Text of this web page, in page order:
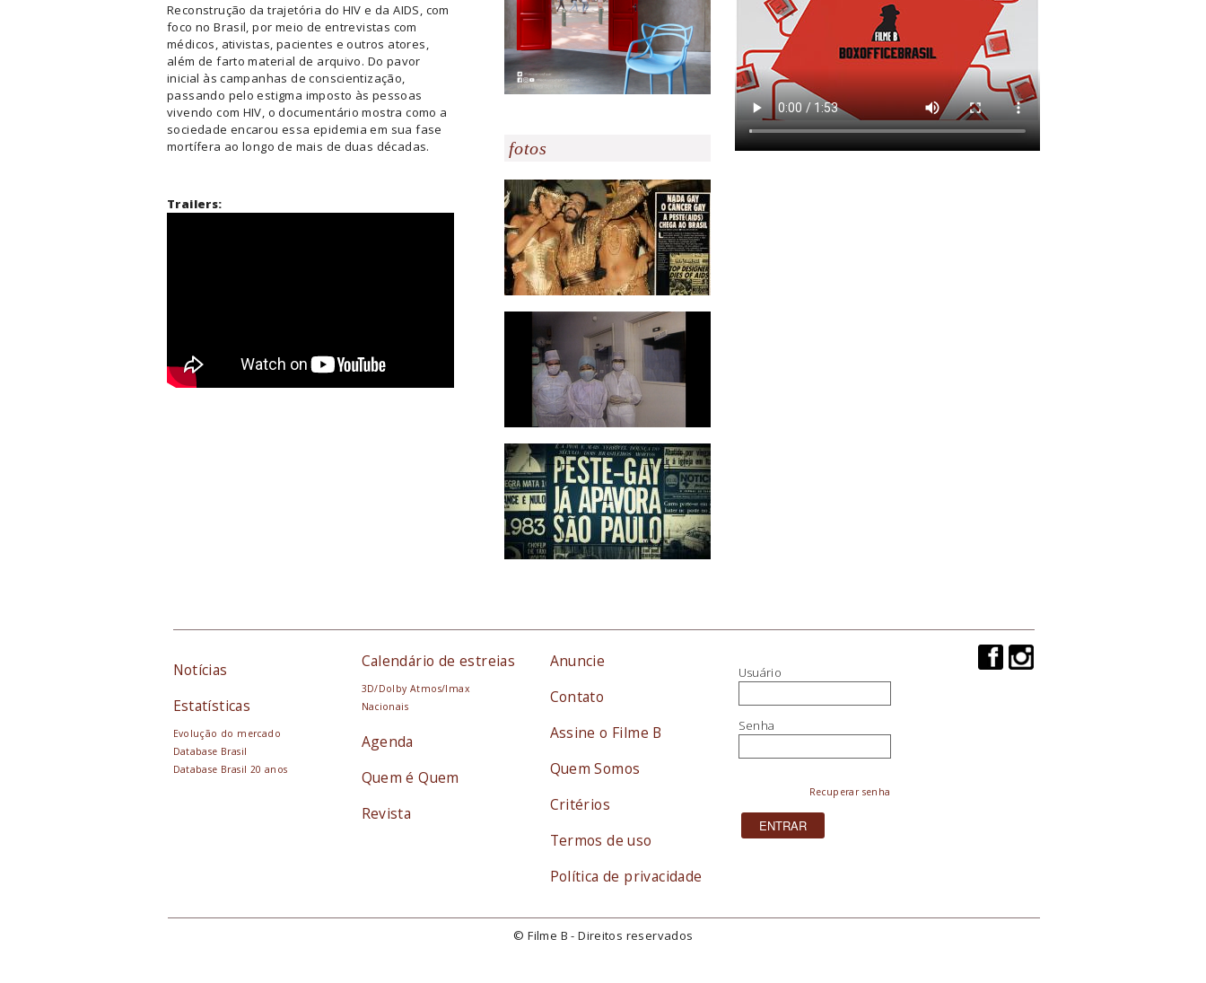
Reconstrução da trajetória do HIV e da AIDS, com
foco no Brasil, por meio de entrevistas com
médicos, ativistas, pacientes e outros atores,
além de farto material de arquivo. Do pavor
inicial às campanhas de conscientização,
passando pelo estigma imposto às pessoas
vivendo com HIV, o documentário mostra como a
sociedade encarou essa epidemia em sua fase
mortífera ao longo de mais de duas décadas.
Trailers:
fotos
Notícias
Estatísticas
Evolução do mercado
Database Brasil
Database Brasil 20 anos
Calendário de estreias
3D/Dolby Atmos/Imax
Nacionais
Agenda
Quem é Quem
Revista
Anuncie
Contato
Assine o Filme B
Quem Somos
Critérios
Termos de uso
Política de privacidade
Usuário
Senha
Recuperar senha
© Filme B - Direitos reservados